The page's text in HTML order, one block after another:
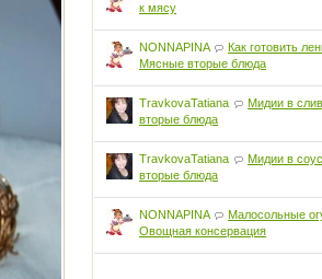
к мясу
NONNAPINA Как готовить
Мясные вторые блюда
TravkovaTatiana Мидии в
вторые блюда
TravkovaTatiana Мидии в
вторые блюда
NONNAPINA Малосольные
Овощная консервация